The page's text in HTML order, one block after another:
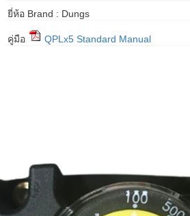
ยี่ห้อ Brand : Dungs
คู่มือ QPLx5 Standard Manual